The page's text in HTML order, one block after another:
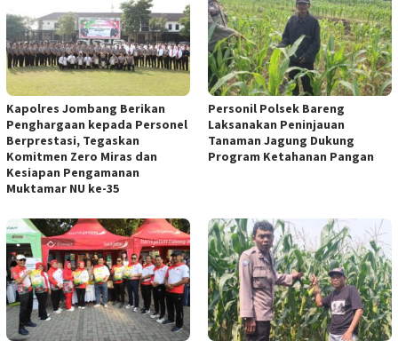
Kapolres Jombang Berikan
Penghargaan kepada Personel
Berprestasi, Tegaskan
Komitmen Zero Miras dan
Kesiapan Pengamanan
Muktamar NU ke-35
Personil Polsek Bareng
Laksanakan Peninjauan
Tanaman Jagung Dukung
Program Ketahanan Pangan